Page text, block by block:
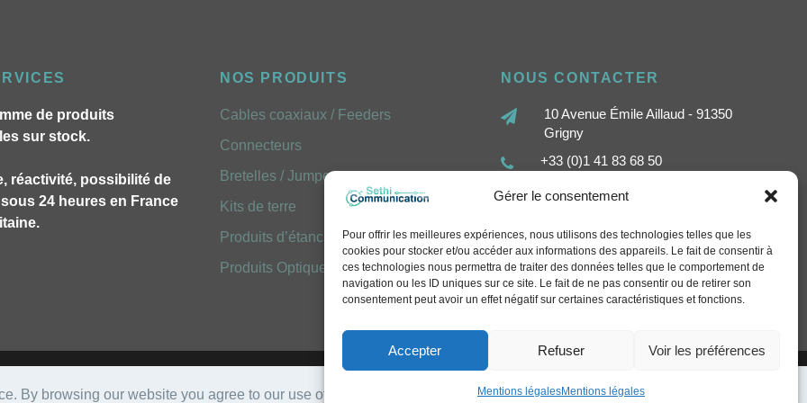
Gérer le consentement
Pour offrir les meilleures expériences, nous utilisons des technologies telles que les
cookies pour stocker et/ou accéder aux informations des appareils. Le fait de consentir à
ces technologies nous permettra de traiter des données telles que le comportement de
navigation ou les ID uniques sur ce site. Le fait de ne pas consentir ou de retirer son
consentement peut avoir un effet négatif sur certaines caractéristiques et fonctions.
Accepter Refuser Voir les préférences
Mentions légalesMentions légales
By browsing our website you agree to our use of cookies.
de produits
sur stock.
réactivité, possibilité de
24 heures en France
NOS PRODUITS
Cables coaxiaux / Feeders
Connecteurs
Bretelles / Jumpers
Kits de terre
Produits d’étancheites
Produits Optiques FOLAN
NOUS CONTACTER
10 Avenue Émile Aillaud - 91350
Grigny
+33 (0)1 41 83 68 50
Mentions légales - Réalisation